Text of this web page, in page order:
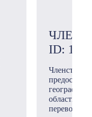
ЧЛЕН
ID:
Членство в
области
перевозок.